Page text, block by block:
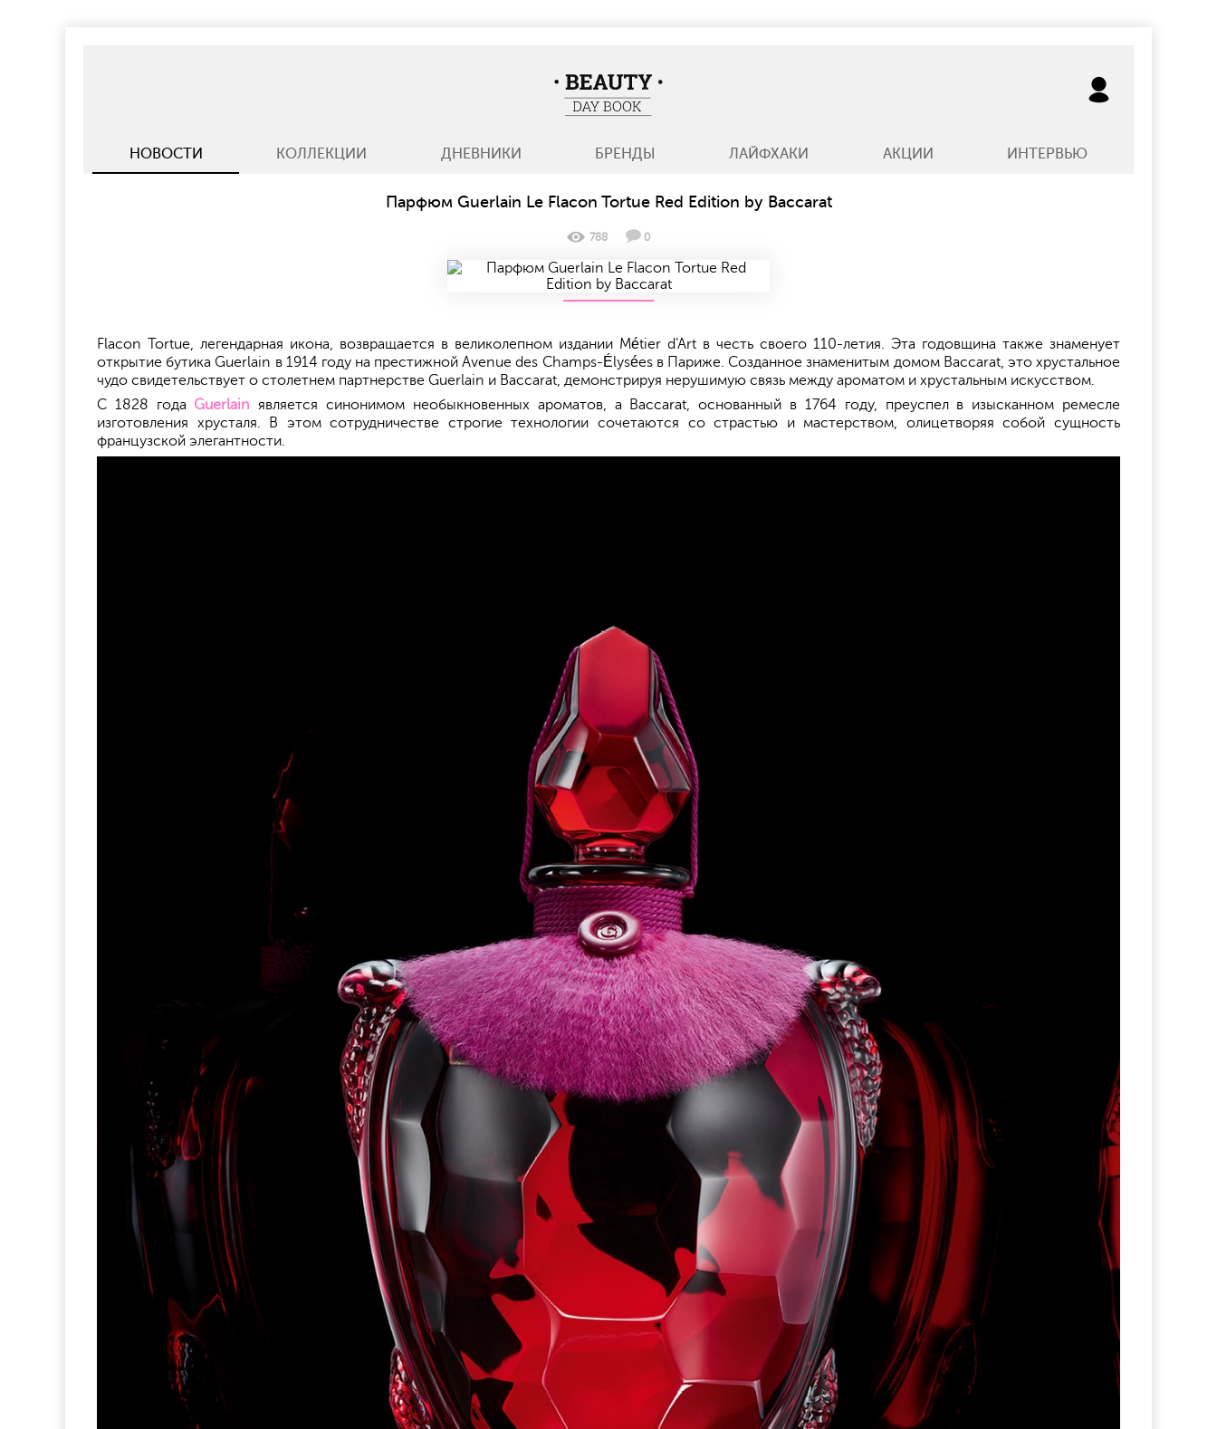
НОВОСТИ КОЛЛЕКЦИИ ДНЕВНИКИ БРЕНДЫ ЛАЙФХАКИ АКЦИИ ИНТЕРВЬЮ
BeautyDayBook
Парфюм Guerlain Le Flacon Tortue Red Edition by Baccarat
788 0
Flacon Tortue, легендарная икона, возвращается в великолепном издании Métier d'Art в честь своего 110-летия. Эта годовщина также знаменует
открытие бутика Guerlain в 1914 году на престижной Avenue des Champs-Élysées в Париже. Созданное знаменитым домом Baccarat, это хрустальное
чудо свидетельствует о столетнем партнерстве Guerlain и Baccarat, демонстрируя нерушимую связь между ароматом и хрустальным искусством.
С 1828 года Guerlain является синонимом необыкновенных ароматов, а Baccarat, основанный в 1764 году, преуспел в изысканном ремесле
изготовления хрусталя. В этом сотрудничестве строгие технологии сочетаются со страстью и мастерством, олицетворяя собой сущность
французской элегантности.